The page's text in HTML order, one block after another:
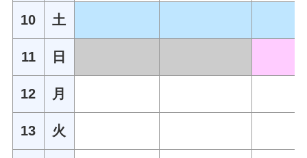
10 土
11 日
12 月
13 火